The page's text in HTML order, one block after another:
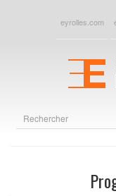
eyrolles.com